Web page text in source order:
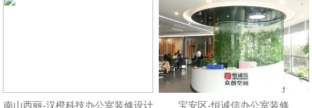
南山西丽-汉橙科技办公室装修设计 宝安区-恒诚信办公室装修